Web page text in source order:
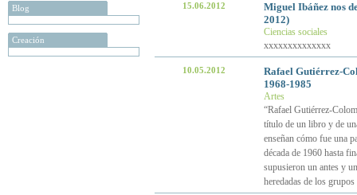
Blog
Creación
15.06.2012
Miguel Ibáñez nos
2012)
Ciencias sociales
xxxxxxxxxxxxxx
10.05.2012
Rafael Gutiérrez-
1968-1985
Artes
“Rafael Gutiérrez-
título de un libro y de
enseñan cómo fue una
década de 1960 hasta
supusieron un antes y
heredadas de los